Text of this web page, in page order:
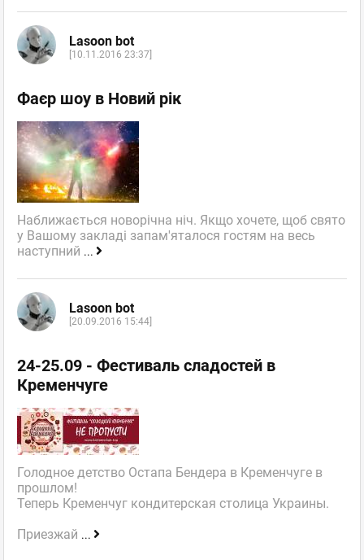
Lasoon bot
[10.11.2016 23:37]
Фаєр шоу в Новий рік
Наближається новорічна ніч. Якщо хочете, щоб свято
у Вашому закладі запам'яталося гостям на весь
наступний ...
Lasoon bot
[20.09.2016 15:44]
24-25.09 - Фестиваль сладостей в
Кременчуге
Голодное детство Остапа Бендера в Кременчуге в
прошлом!
Теперь Кременчуг кондитерская столица Украины.
Приезжай ...